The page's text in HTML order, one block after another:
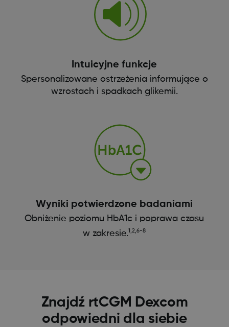
Intuicyjne funkcje
Spersonalizowane ostrzeżenia informujące o
wzrostach i spadkach glikemii.
Wyniki potwierdzone badaniami
Obniżenie poziomu HbA1c i poprawa czasu
w zakresie.1,2,6-8
Znajdź rtCGM Dexcom
odpowiedni dla siebie